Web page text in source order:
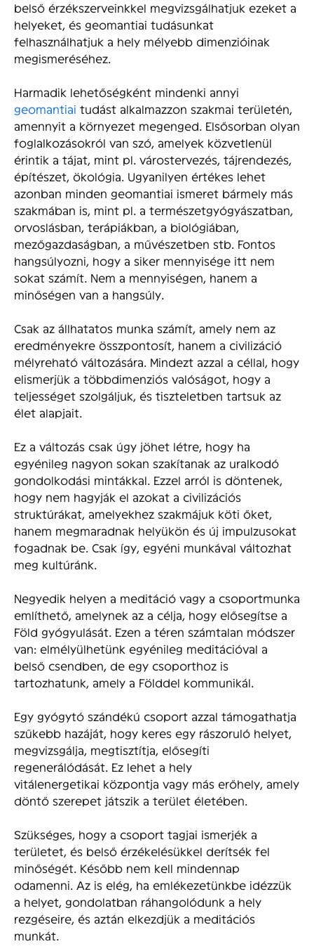
belső érzékszerveinkkel megvizsgálhatjuk ezeket a
helyeket, és geomantiai tudásunkat
felhasználhatjuk a hely mélyebb dimenzióinak
megismeréséhez.
Harmadik lehetőségként mindenki annyi
geomantiai tudást alkalmazzon szakmai területén,
amennyit a környezet megenged. Elsősorban olyan
foglalkozásokról van szó, amelyek közvetlenül
érintik a tájat, mint pl. várostervezés, tájrendezés,
építészet, ökológia. Ugyanilyen értékes lehet
azonban minden geomantiai ismeret bármely más
szakmában is, mint pl. a természetgyógyászatban,
orvoslásban, terápiákban, a biológiában,
mezőgazdaságban, a művészetben stb. Fontos
hangsúlyozni, hogy a siker mennyisége itt nem
sokat számít. Nem a mennyiségen, hanem a
minőségen van a hangsúly.
Csak az állhatatos munka számít, amely nem az
eredményekre összpontosít, hanem a civilizáció
mélyreható változására. Mindezt azzal a céllal, hogy
elismerjük a többdimenziós valóságot, hogy a
teljességet szolgáljuk, és tiszteletben tartsuk az
élet alapjait.
Ez a változás csak úgy jöhet létre, hogy ha
egyénileg nagyon sokan szakítanak az uralkodó
gondolkodási mintákkal. Ezzel arról is döntenek,
hogy nem hagyják el azokat a civilizációs
struktúrákat, amelyekhez szakmájuk köti őket,
hanem megmaradnak helyükön és új impulzusokat
fogadnak be. Csak így, egyéni munkával változhat
meg kultúránk.
Negyedik helyen a meditáció vagy a csoportmunka
említhető, amelynek az a célja, hogy elősegítse a
Föld gyógyulását. Ezen a téren számtalan módszer
van: elmélyülhetünk egyénileg meditációval a
belső csendben, de egy csoporthoz is
tartozhatunk, amely a Földdel kommunikál.
Egy gyógytó szándékú csoport azzal támogathatja
szűkebb hazáját, hogy keres egy rászoruló helyet,
megvizsgálja, megtisztítja, elősegíti
regenerálódását. Ez lehet a hely
vitálenergetikai központja vagy más erőhely, amely
döntő szerepet játszik a terület életében.
Szükséges, hogy a csoport tagjai ismerjék a
területet, és belső érzékelésükkel derítsék fel
minőségét. Később nem kell mindennap
odamenni. Az is elég, ha emlékezetünkbe idézzük
a helyet, gondolatban ráhangolódunk a hely
rezgéseire, és aztán elkezdjük a meditációs
munkát.